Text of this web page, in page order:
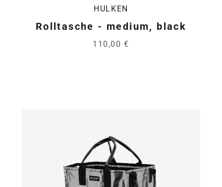
HULKEN
Rolltasche - medium, black
110,00 €